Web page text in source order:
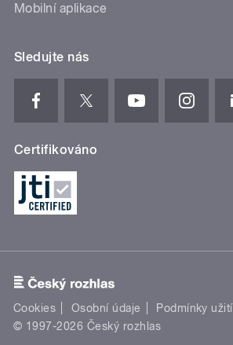
Mobilní aplikace
Sledujte nás
Certifikováno
Cookies Osobní údaje Podmínky užití
© 1997-2026 Český rozhlas